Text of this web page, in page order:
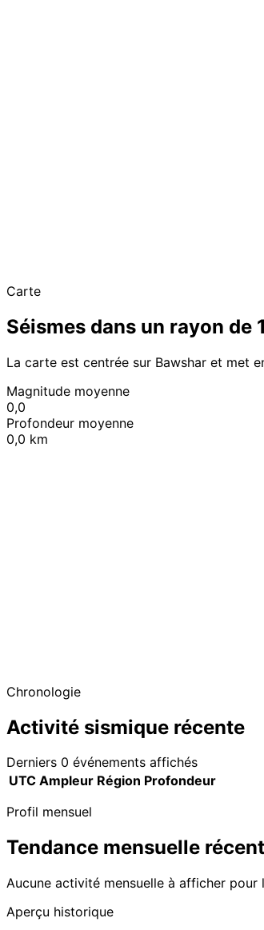
Carte
Séismes dans un rayon de
La carte est centrée sur Bawshar et met
Magnitude moyenne
0,0
Profondeur moyenne
0,0 km
Chronologie
Activité sismique récente
Derniers 0 événements affichés
UTC Ampleur Région Profondeur
Profil mensuel
Tendance mensuelle
Aucune activité mensuelle à afficher pour
Aperçu historique